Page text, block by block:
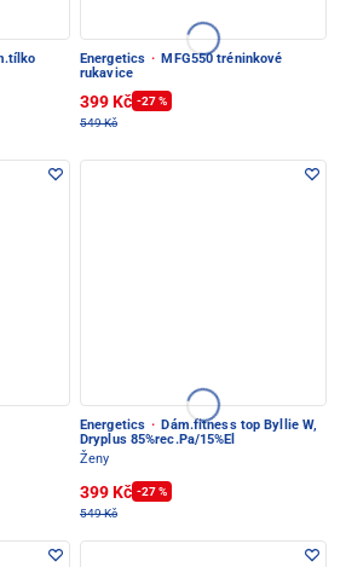
Energetics · MFG550 tréninkové
rukavice
399 Kč -27 %
549 Kč
Energetics · Dám.fitness top Byllie W,
Dryplus 85%rec.Pa/15%El
Ženy
399 Kč -27 %
549 Kč